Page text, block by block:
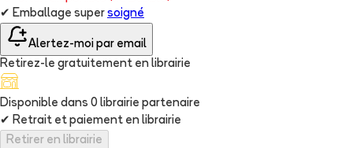
✔ Emballage super soigné
Alertez-moi par email
Retirez-le gratuitement en librairie
Disponible dans 0 librairie partenaire
✔ Retrait et paiement en librairie
Retirer en librairie